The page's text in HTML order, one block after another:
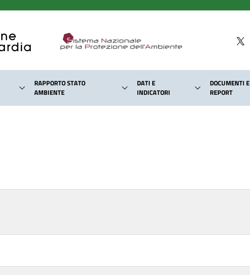
RAPPORTO STATO
AMBIENTE
DATI E
INDICATORI
DOCUMENTI E
REPORT